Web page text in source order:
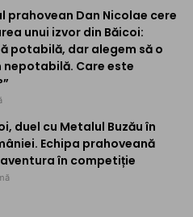
prahovean Dan Nicolae cere
unui izvor din Băicoi:
potabilă, dar alegem să o
nepotabilă. Care este
duel cu Metalul Buzău în
Echipa prahoveană
în competiție